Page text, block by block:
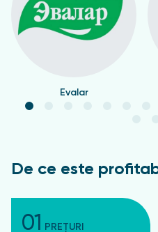
Evalar
De ce este
01 PREȚURI